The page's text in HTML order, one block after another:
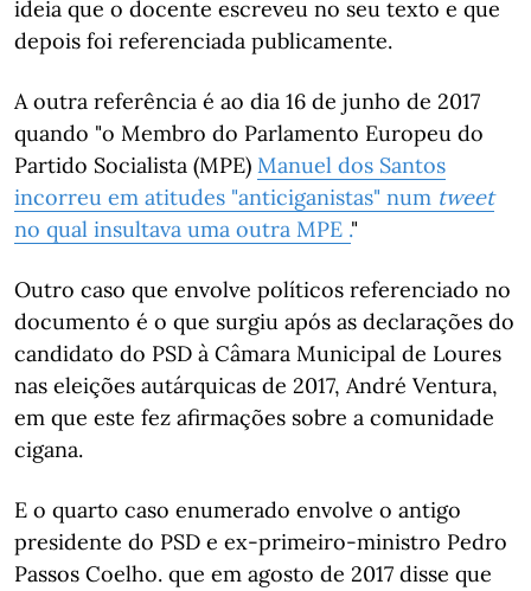
ideia que o docente escreveu no seu texto e que
depois foi referenciada publicamente.
A outra referência é ao dia 16 de junho de 2017
quando "o Membro do Parlamento Europeu do
Partido Socialista (MPE) Manuel dos Santos
incorreu em atitudes "anticiganistas" num tweet
no qual insultava uma outra MPE ."
Outro caso que envolve políticos referenciado no
documento é o que surgiu após as declarações do
candidato do PSD à Câmara Municipal de Loures
nas eleições autárquicas de 2017, André Ventura,
em que este fez afirmações sobre a comunidade
cigana.
E o quarto caso enumerado envolve o antigo
presidente do PSD e ex-primeiro-ministro Pedro
Passos Coelho. que em agosto de 2017 disse que